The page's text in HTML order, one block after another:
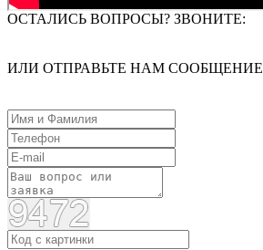
ОСТАЛИСЬ ВОПРОСЫ? ЗВОНИТЕ:
ИЛИ ОТПРАВЬТЕ НАМ СООБЩЕНИЕ